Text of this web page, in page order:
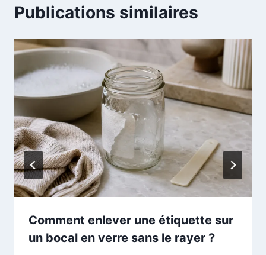
Publications similaires
Comment enlever une étiquette sur
un bocal en verre sans le rayer ?